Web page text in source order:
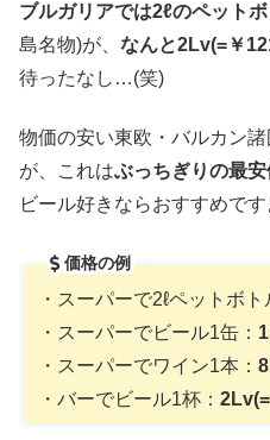
ブルガリアでは2ℓのペット
島名物)が、 なんと2Lv(=￥
待ったなし…(笑)
物価の安い東欧・バルカン
が、これはぶっちぎりの最安
ビール好きならおすすめです
価格の例
・スーパーで2ℓペットボト
・スーパーでビール1缶：
・スーパーでワイン1本：
・バーでビール1杯：